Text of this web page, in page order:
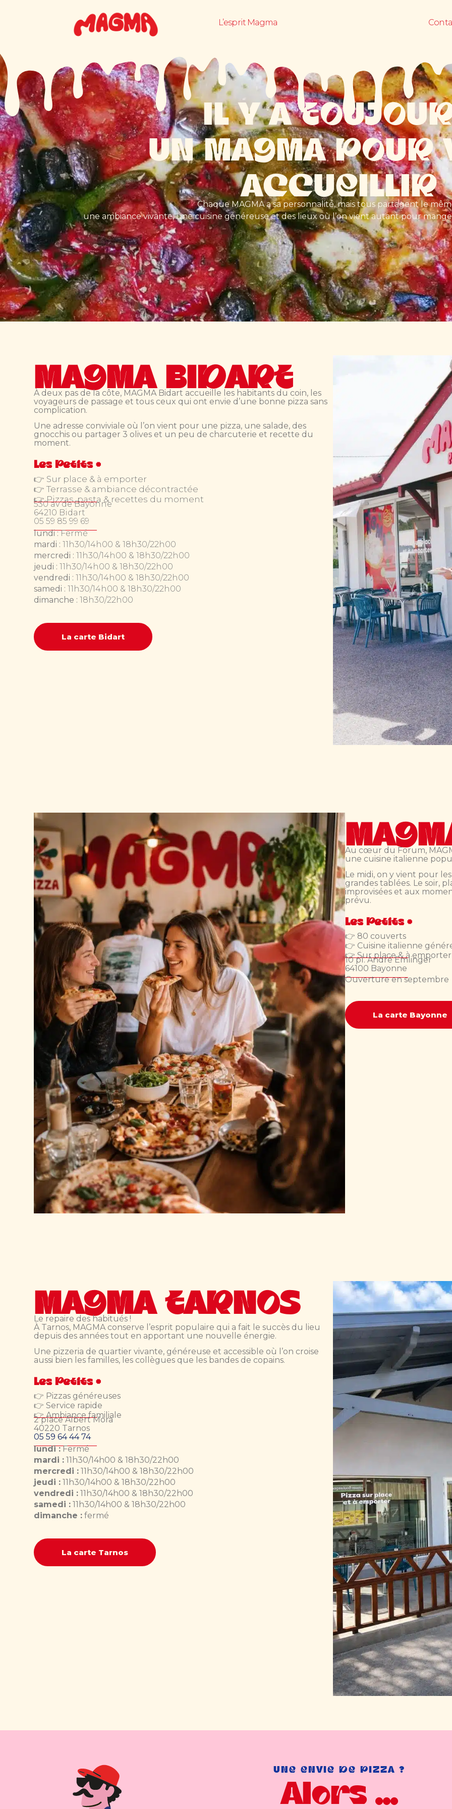
L’esprit Magma
IL Y A
UN MAGMA POUR
ACCUEILLIR
Chaque MAGMA a sa personnalité, mais tous partagent le
une ambiance vivante, une cuisine généreuse et des lieux où l’on vient autant pour
MAGMA BIDART
À deux pas de la côte, MAGMA Bidart accueille les habitants du coin, les
voyageurs de passage et tous ceux qui ont envie d’une bonne pizza sans
complication.
Une adresse conviviale où l’on vient pour une pizza, une salade, des
gnocchis ou partager 3 olives et un peu de charcuterie et recette du
moment.
Les Petits +
👉 Sur place & à emporter
👉 Terrasse & ambiance décontractée
👉 Pizzas, pasta & recettes du moment
530 av de Bayonne
64210 Bidart
05 59 85 99 69
lundi :Fermé
mardi : 11h30/14h00 & 18h30/22h00
mercredi : 11h30/14h00 & 18h30/22h00
jeudi : 11h30/14h00 & 18h30/22h00
vendredi : 11h30/14h00 & 18h30/22h00
samedi : 11h30/14h00 & 18h30/22h00
dimanche : 18h30/22h00
La carte Bidart
Au cœur du Forum,
une cuisine italienne
Le midi, on y vient pour
grandes tablées. Le soir,
improvisées et aux
prévu.
Les Petits +
👉 80 couverts
👉 Cuisine italienne
👉 Sur place & à emporter
10 pl. André Emlinger
64100 Bayonne
Ouverture en septembre
La carte Bayonne
MAGMA TARNOS
Le repaire des habitués !
À Tarnos, MAGMA conserve l’esprit populaire qui a fait le succès du lieu
depuis des années tout en apportant une nouvelle énergie.
Une pizzeria de quartier vivante, généreuse et accessible où l’on croise
aussi bien les familles, les collègues que les bandes de copains.
Les Petits +
👉 Pizzas généreuses
👉 Service rapide
👉 Ambiance familiale
2 place Albert Mora
40220 Tarnos
05 59 64 44 74
lundi :Fermé
mardi : 11h30/14h00 & 18h30/22h00
mercredi : 11h30/14h00 & 18h30/22h00
jeudi : 11h30/14h00 & 18h30/22h00
vendredi : 11h30/14h00 & 18h30/22h00
samedi : 11h30/14h00 & 18h30/22h00
dimanche : fermé
La carte Tarnos
UNE ENVIE DE PIZZA ?
Alors ...